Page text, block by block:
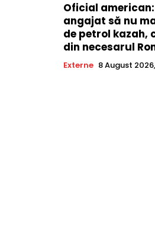
Oficial
angajat să nu
de petrol kazah,
din necesarul
Externe 8 August